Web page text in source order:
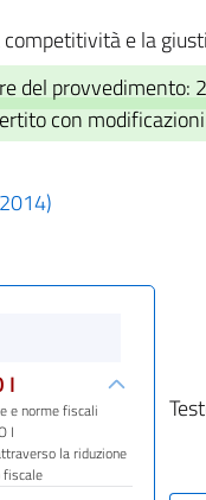
e la
del
con
I
e norme fiscali
I
la riduzione
fiscale